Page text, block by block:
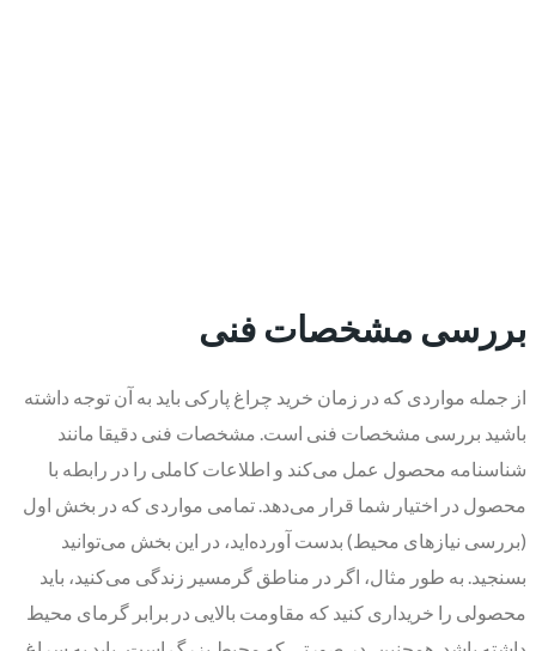
بررسی مشخصات فنی
از جمله مواردی که در زمان خرید چراغ پارکی باید به آن توجه داشته
باشید بررسی مشخصات فنی است. مشخصات فنی دقیقا مانند
شناسنامه محصول عمل می‌کند و اطلاعات کاملی را در رابطه با
محصول در اختیار شما قرار می‌دهد. تمامی مواردی که در بخش اول
(بررسی نیازهای محیط) بدست آورده‌اید، در این بخش می‌توانید
بسنجید. به طور مثال، اگر در مناطق گرمسیر زندگی می‌کنید، باید
محصولی را خریداری کنید که مقاومت بالایی در برابر گرمای محیط